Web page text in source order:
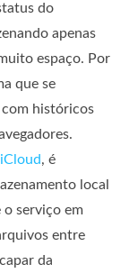
do
apenas
espaço. Por
que se
históricos
, é
local
o serviço em
entre
da